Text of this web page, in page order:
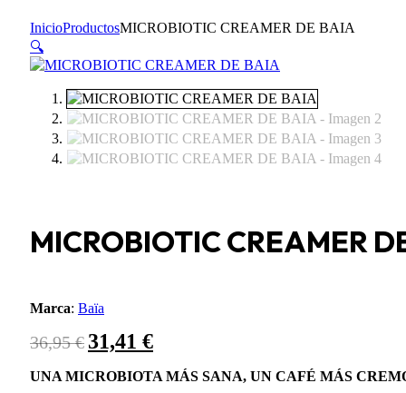
InicioProductosMICROBIOTIC CREAMER DE BAIA
🔍
MICROBIOTIC CREAMER
Marca: Baïa
36,95€ El
precio
original
31,41 €El
precio
actual
UNA MICROBIOTA MÁS SANA, UN CAFÉ MÁS